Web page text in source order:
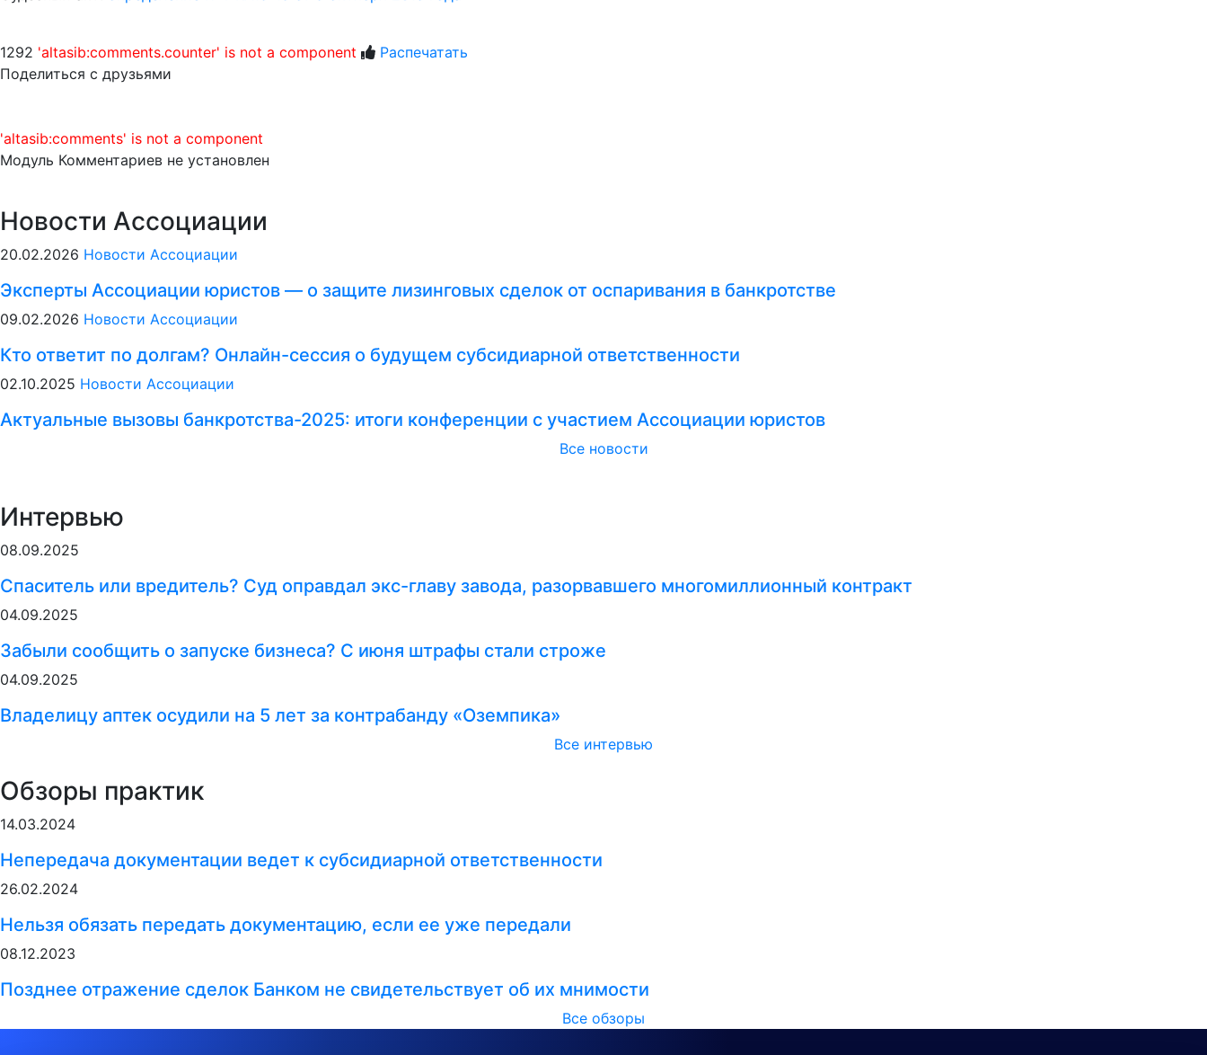
1292 'altasib:comments.counter' is not a component
Распечатать
Поделиться с друзьями
'altasib:comments' is not a component
Модуль Комментариев не установлен
Новости Ассоциации
20.02.2026 Новости Ассоциации
Эксперты Ассоциации юристов — о защите лизинговых сделок от оспаривания в банкротстве
09.02.2026 Новости Ассоциации
Кто ответит по долгам? Онлайн-сессия о будущем субсидиарной ответственности
02.10.2025 Новости Ассоциации
Актуальные вызовы банкротства-2025: итоги конференции с участием Ассоциации юристов
Все новости
Интервью
08.09.2025
Спаситель или вредитель? Суд оправдал экс-главу завода, разорвавшего многомиллионный контракт
04.09.2025
Забыли сообщить о запуске бизнеса? С июня штрафы стали строже
04.09.2025
Владелицу аптек осудили на 5 лет за контрабанду «Оземпика»
Все интервью
Обзоры практик
14.03.2024
Непередача документации ведет к субсидиарной ответственности
26.02.2024
Нельзя обязать передать документацию, если ее уже передали
08.12.2023
Позднее отражение сделок Банком не свидетельствует об их мнимости
Все обзоры